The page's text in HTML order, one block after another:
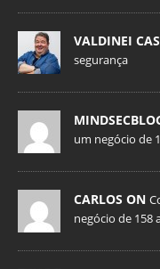
VALDINEI
segurança
um negócio de
CARLOS ON
negócio de 158